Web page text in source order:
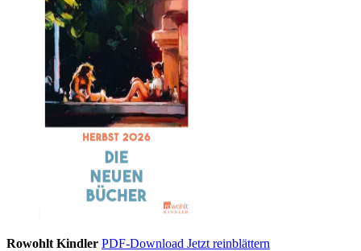
Rowohlt Kindler PDF-Download Jetzt reinblättern